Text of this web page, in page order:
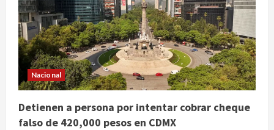
Nacional
Detienen a persona por intentar cobrar cheque
falso de 420,000 pesos en CDMX